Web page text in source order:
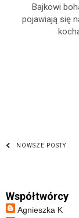
Bajkowi
pojawiają się
NOWSZE POSTY
Współtwórcy
Agnieszka K